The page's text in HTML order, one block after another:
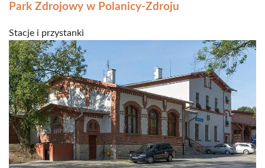
Park Zdrojowy w Polanicy-Zdroju
Stacje i przystanki